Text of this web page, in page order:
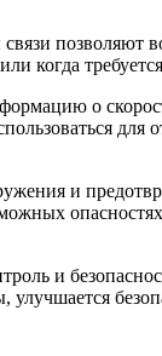
позволяют
когда
о
для
и
и